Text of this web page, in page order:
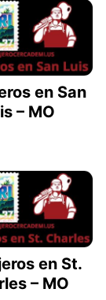
en San
– MO
en St.
– MO